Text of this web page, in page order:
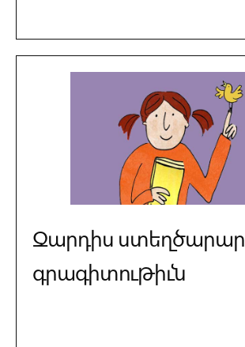
Զարդիս ստեղծարար
գրագիտութիւն